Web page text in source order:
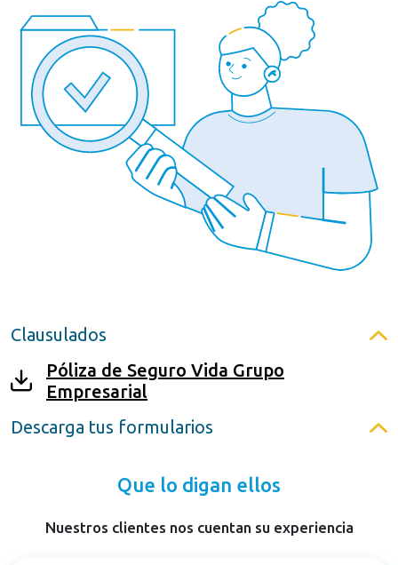
Clausulados
Póliza de Seguro Vida Grupo
Empresarial
Descarga tus formularios
Que lo digan ellos
Nuestros clientes nos cuentan su experiencia